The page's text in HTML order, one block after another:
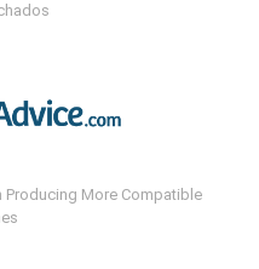
Producing More Compatible